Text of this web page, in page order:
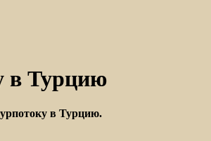
в Турцию
в Турцию.